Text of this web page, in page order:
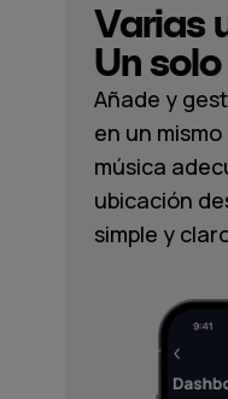
Varias
Un
Añade y
en un
música
ubicación
simple y